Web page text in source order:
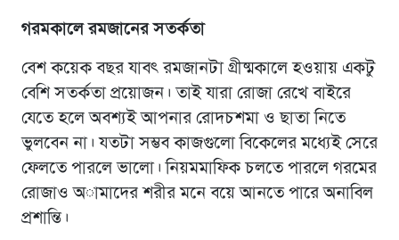
গরমকালে রমজানের সতর্কতা
বেশ কয়েক বছর যাবৎ রমজানটা গ্রীষ্মকালে হওয়ায় একটু
বেশি সতর্কতা প্রয়োজন। তাই যারা রোজা রেখে বাইরে
যেতে হলে অবশ্যই আপনার রোদচশমা ও ছাতা নিতে
ভুলবেন না। যতটা সম্ভব কাজগুলো বিকেলের মধ্যেই সেরে
ফেলতে পারলে ভালো। নিয়মমাফিক চলতে পারলে গরমের
রোজাও অামাদের শরীর মনে বয়ে আনতে পারে অনাবিল
প্রশান্তি।